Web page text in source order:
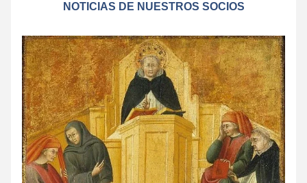
NOTICIAS DE NUESTROS SOCIOS